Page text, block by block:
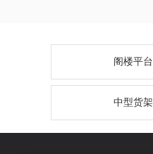
阁楼平台
中型货架